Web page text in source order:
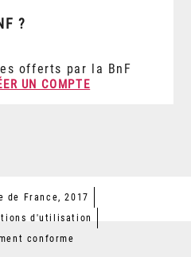
?
offerts par la BnF
UN COMPTE
France, 2017
d'utilisation
conforme